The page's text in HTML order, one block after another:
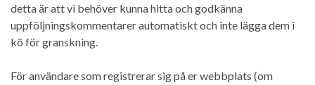
detta är att vi behöver kunna hitta och godkänna
uppföljningskommentarer automatiskt och inte lägga dem i
kö för granskning.
För användare som registrerar sig på er webbplats (om